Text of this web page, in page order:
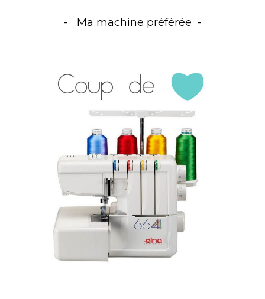
Ma machine préférée